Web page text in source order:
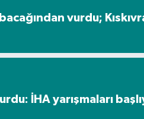
vurdu;
İHA yarışmaları